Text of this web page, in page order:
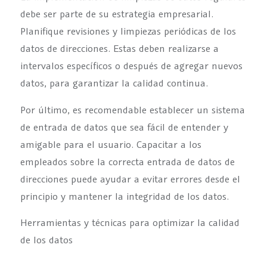
debe ser parte de su estrategia empresarial.
Planifique revisiones y limpiezas periódicas de los
datos de direcciones. Estas deben realizarse a
intervalos específicos o después de agregar nuevos
datos, para garantizar la calidad continua.
Por último, es recomendable establecer un sistema
de entrada de datos que sea fácil de entender y
amigable para el usuario. Capacitar a los
empleados sobre la correcta entrada de datos de
direcciones puede ayudar a evitar errores desde el
principio y mantener la integridad de los datos.
Herramientas y técnicas para optimizar la calidad
de los datos